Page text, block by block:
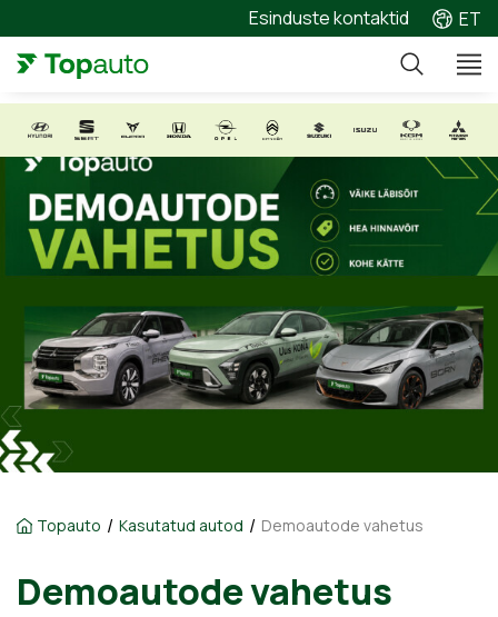
Esinduste kontaktid ET
Topauto / Kasutatud autod / Demoautode vahetus
Demoautode vahetus